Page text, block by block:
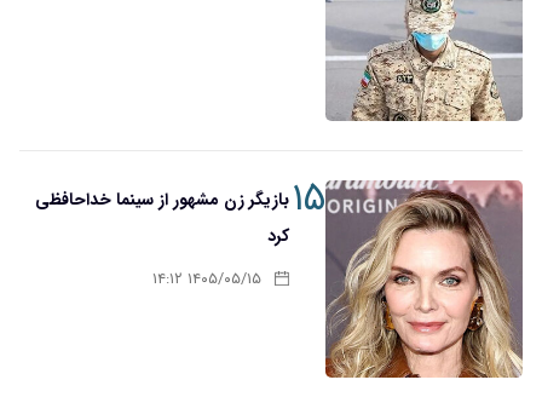
۱۵بازیگر زن مشهور از سینما خداحافظی
کرد
۱۴۰۵/۰۵/۱۵ ۱۴:۱۲